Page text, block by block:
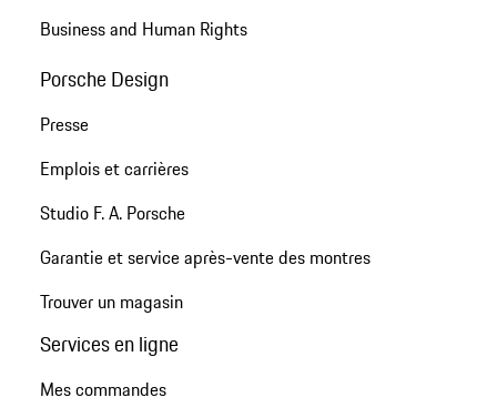
Business and Human Rights
Porsche Design
Presse
Emplois et carrières
Studio F. A. Porsche
Garantie et service après-vente des montres
Trouver un magasin
Services en ligne
Mes commandes